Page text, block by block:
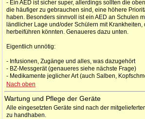
- Ein AED ist sicher super, allerdings sollten die
die häufiger zu gebrauchen sind, eine höhere
haben. Besonders sinnvoll ist ein AED an Schulen
ländlicher Lage und/oder Schülern mit Krankheiten,
herbeiführen könnten. Genaueres dazu unten.
Eigentlich unnötig:
- Infusionen, Zugänge und alles, was dazugehört
- BZ-Messgerät (genaueres siehe nächste Frage)
- Medikamente jeglicher Art (auch Salben,
Nach oben
Wartung und Pflege der Geräte
Alle eingesetzten Geräte sind nach der
zu handhaben.